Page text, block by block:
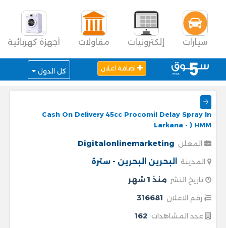
سيارات إلكترونيات مقاولات أجهزة كهربائية
اضافة اعلان كل الدول
Cash On Delivery 45cc Procomil Delay Spray In
Larkana - ) HMM
المعلن Digitalonlinemarketing
المدينة البحرين البحرين - سترة
تاريخ النشر منذ 1 شهر
رقم الاعلان 316681
عدد المشاهدات 162